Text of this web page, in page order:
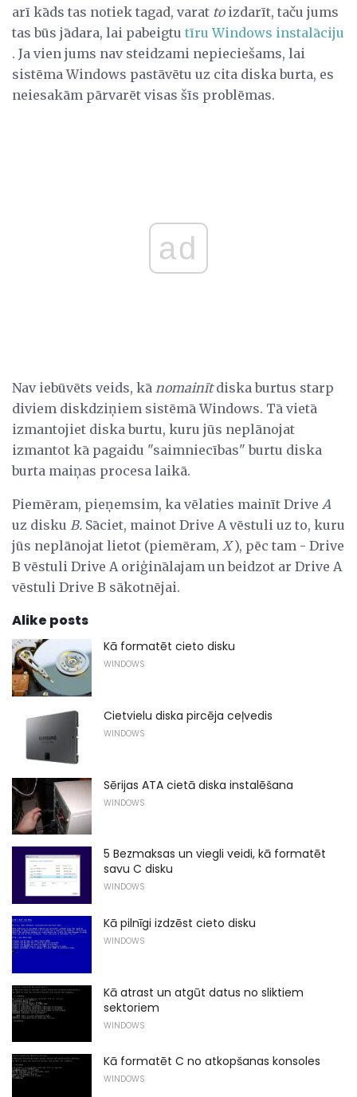
arī kāds tas notiek tagad, varat toizdarīt, taču jums
tas būs jādara, lai pabeigtu tīru Windows instalāciju
. Ja vien jums nav steidzami nepieciešams, lai
sistēma Windows pastāvētu uz cita diska burta, es
neiesakām pārvarēt visas šīs problēmas.
ad
Nav iebūvēts veids, kā nomainītdiska burtus starp
diviem diskdziņiem sistēmā Windows. Tā vietā
izmantojiet diska burtu, kuru jūs neplānojat
izmantot kā pagaidu "saimniecības" burtu diska
burta maiņas procesa laikā.
Piemēram, pieņemsim, ka vēlaties mainīt Drive A
uz disku B. Sāciet, mainot Drive A vēstuli uz to, kuru
jūs neplānojat lietot (piemēram, X), pēc tam - Drive
B vēstuli Drive A oriģinālajam un beidzot ar Drive A
vēstuli Drive B sākotnējai.
Alike posts
Kā formatēt cieto disku
WINDOWS
Cietvielu diska pircēja ceļvedis
WINDOWS
Sērijas ATA cietā diska instalēšana
WINDOWS
5 Bezmaksas un viegli veidi, kā formatēt
savu C disku
WINDOWS
Kā pilnīgi izdzēst cieto disku
WINDOWS
Kā atrast un atgūt datus no sliktiem
sektoriem
WINDOWS
Kā formatēt C no atkopšanas konsoles
WINDOWS